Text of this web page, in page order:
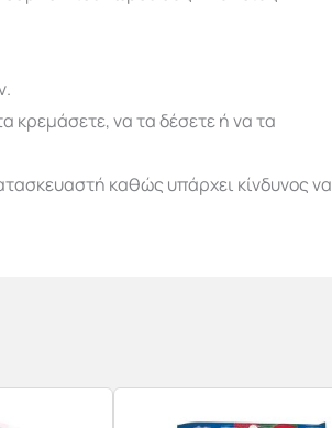
να τα δέσετε ή να τα
καθώς υπάρχει κίνδυνος να